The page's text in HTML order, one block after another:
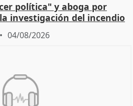
política" y aboga por
investigación del incendio
04/08/2026